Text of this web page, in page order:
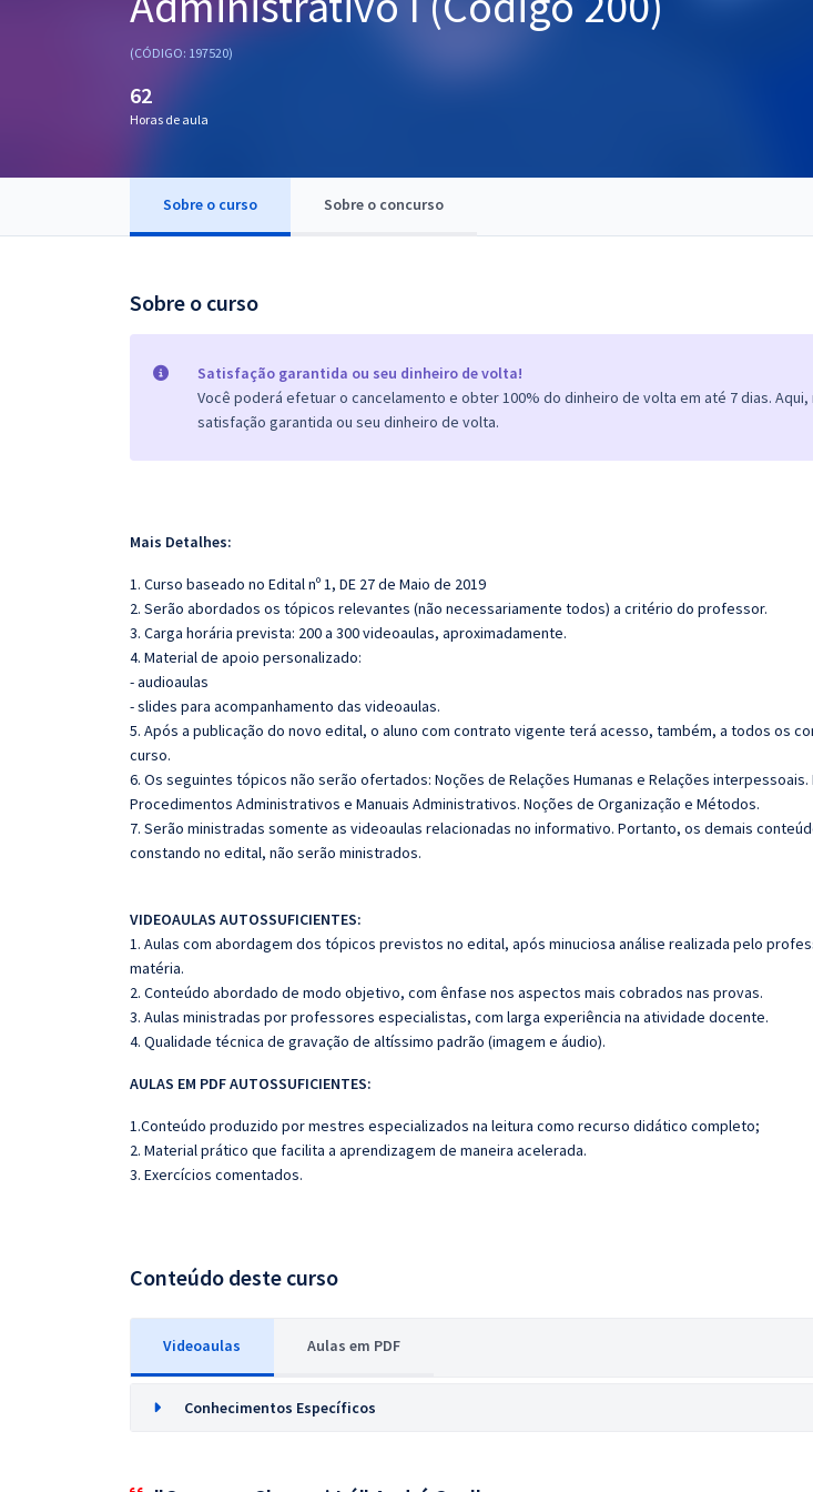
Questões grátis
(CÓDIGO: 197520)
62
Horas de aula
Sobre o curso Sobre o concurso
Sobre o curso
Satisfação garantida ou seu dinheiro de volta!
Você poderá efetuar o cancelamento e obter 100% do dinheiro de volta em até 7 dias. Aqui,
satisfação garantida ou seu dinheiro de volta.
Mais Detalhes:
1. Curso baseado no Edital nº 1, DE 27 de Maio de 2019
2. Serão abordados os tópicos relevantes (não necessariamente todos) a critério do professor.
3. Carga horária prevista: 200 a 300 videoaulas, aproximadamente.
4. Material de apoio personalizado:
- audioaulas
- slides para acompanhamento das videoaulas.
5. Após a publicação do novo edital, o aluno com contrato vigente terá acesso, também, a todos os
curso.
6. Os seguintes tópicos não serão ofertados: Noções de Relações Humanas e Relações interpessoais.
Procedimentos Administrativos e Manuais Administrativos. Noções de Organização e Métodos.
7. Serão ministradas somente as videoaulas relacionadas no informativo. Portanto, os demais
constando no edital, não serão ministrados.
VIDEOAULAS AUTOSSUFICIENTES:
1. Aulas com abordagem dos tópicos previstos no edital, após minuciosa análise realizada pelo
matéria.
2. Conteúdo abordado de modo objetivo, com ênfase nos aspectos mais cobrados nas provas.
3. Aulas ministradas por professores especialistas, com larga experiência na atividade docente.
4. Qualidade técnica de gravação de altíssimo padrão (imagem e áudio).
AULAS EM PDF AUTOSSUFICIENTES:
1.Conteúdo produzido por mestres especializados na leitura como recurso didático completo;
2. Material prático que facilita a aprendizagem de maneira acelerada.
3. Exercícios comentados.
Conteúdo deste curso
Videoaulas Aulas em PDF
Conhecimentos Específicos